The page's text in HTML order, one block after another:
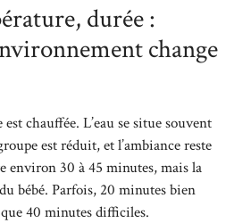
durée :
change
chauffée. L’eau se situe souvent
est réduit, et l’ambiance reste
environ 30 à 45 minutes, mais la
bébé. Parfois, 20 minutes bien
40 minutes difficiles.